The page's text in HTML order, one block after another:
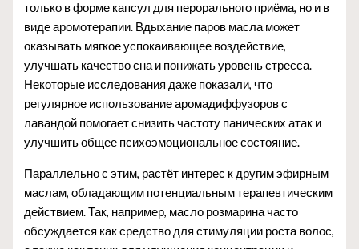
только в форме капсул для перорального приёма, но и в
виде аромотерапии. Вдыхание паров масла может
оказывать мягкое успокаивающее воздействие,
улучшать качество сна и понижать уровень стресса.
Некоторые исследования даже показали, что
регулярное использование аромадиффузоров с
лавандой помогает снизить частоту панических атак и
улучшить общее психоэмоциональное состояние.
Параллельно с этим, растёт интерес к другим эфирным
маслам, обладающим потенциальным терапевтическим
действием. Так, например, масло розмарина часто
обсуждается как средство для стимуляции роста волос,